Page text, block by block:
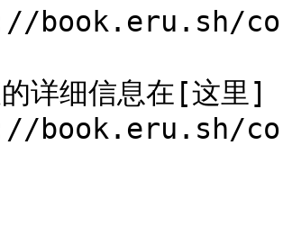
book.eru.sh/
详细信息在[这里]